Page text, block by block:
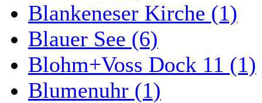
Blankeneser Kirche (1)
Blauer See (6)
Blohm+Voss Dock 11 (1)
Blumenuhr (1)